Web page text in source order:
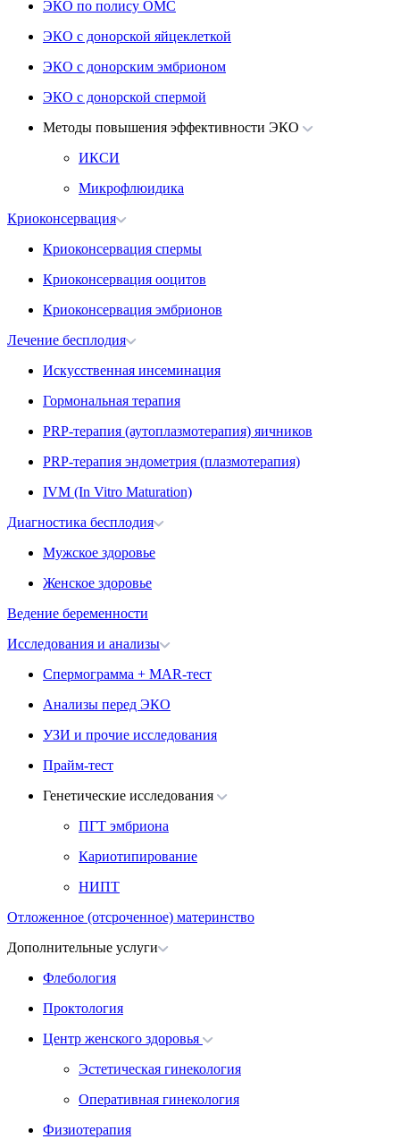
ЭКО по полису ОМС
ЭКО с донорской яйцеклеткой
ЭКО с донорским эмбрионом
ЭКО с донорской спермой
Методы повышения эффективности ЭКО
ИКСИ
Микрофлюидика
Криоконсервация
Криоконсервация спермы
Криоконсервация ооцитов
Криоконсервация эмбрионов
Лечение бесплодия
Искусственная инсеминация
Гормональная терапия
PRP-терапия (аутоплазмотерапия) яичников
PRP-терапия эндометрия (плазмотерапия)
IVM (In Vitro Maturation)
Диагностика бесплодия
Мужское здоровье
Женское здоровье
Ведение беременности
Исследования и анализы
Спермограмма + MAR-тест
Анализы перед ЭКО
УЗИ и прочие исследования
Прайм-тест
Генетические исследования
ПГТ эмбриона
Кариотипирование
НИПТ
Отложенное (отсроченное) материнство
Дополнительные услуги
Флебология
Проктология
Центр женского здоровья
Эстетическая гинекология
Оперативная гинекология
Физиотерапия